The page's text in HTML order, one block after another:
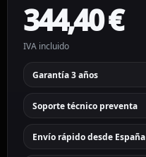
344,40€
IVA incluido
Garantía 3 años
Soporte técnico preventa
Envío rápido desde España